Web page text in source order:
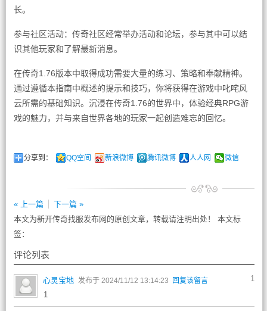
长。
参与社区活动：传奇社区经常举办活动和论坛，参与其中可以结
识其他玩家和了解最新消息。
在传奇1.76版本中取得成功需要大量的练习、策略和奉献精神。
通过遵循本指南中概述的提示和技巧，你将获得在游戏中叱咤风
云所需的基础知识。沉浸在传奇1.76的世界中，体验经典RPG游
戏的魅力，并与来自世界各地的玩家一起创造难忘的回忆。
分享到： QQ空间 新浪微博 腾讯微博 人人网 微信
« 上一篇
下一篇 »
本文为新开传奇找服发布网的原创文章，转载请注明出处！ 本文标
签：
评论列表
1
心灵宝地 发布于 2024/11/12 13:14:23 回复该留言
1